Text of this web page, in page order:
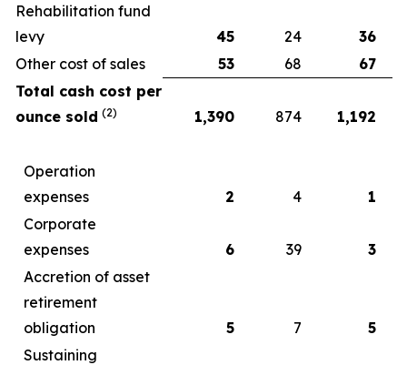
Rehabilitation fund
levy
45 24
36
Other cost of sales
53 68
67
Total cash cost per
ounce sold (2) 1,390 874 1,192
Operation
expenses
2 4
1
Corporate
expenses
6 39
3
Accretion of asset
retirement
obligation
5 7
5
Sustaining